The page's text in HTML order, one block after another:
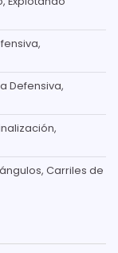
Defensiva,
Carriles de